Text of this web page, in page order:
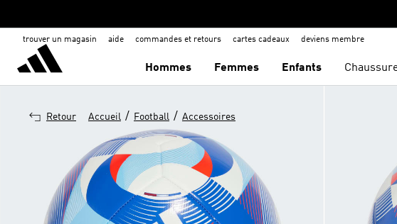
trouver un magasin aide commandes et retours cartes cadeaux deviens membre
Hommes Femmes Enfants
Retour Accueil / Football / Accessoires